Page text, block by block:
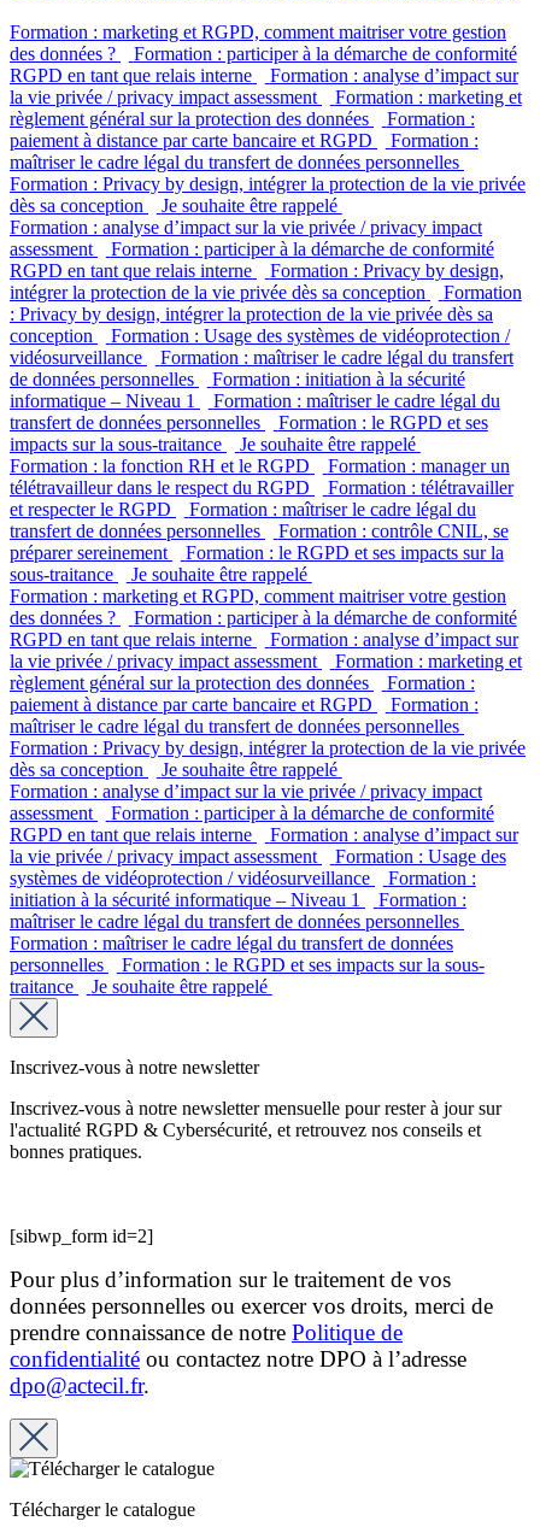
Formation : marketing et RGPD, comment maitriser votre gestion
des données ?
Formation : participer à la démarche de conformité
RGPD en tant que relais interne
Formation : analyse d’impact sur
la vie privée / privacy impact assessment
Formation : marketing et
règlement général sur la protection des données
Formation :
paiement à distance par carte bancaire et RGPD
Formation :
maîtriser le cadre légal du transfert de données personnelles
Formation : Privacy by design, intégrer la protection de la vie privée
dès sa conception
Je souhaite être rappelé
Formation : analyse d’impact sur la vie privée / privacy impact
assessment
Formation : participer à la démarche de conformité
RGPD en tant que relais interne
Formation : Privacy by design,
intégrer la protection de la vie privée dès sa conception
Formation
: Privacy by design, intégrer la protection de la vie privée dès sa
conception
Formation : Usage des systèmes de vidéoprotection /
vidéosurveillance
Formation : maîtriser le cadre légal du transfert
de données personnelles
Formation : initiation à la sécurité
informatique – Niveau 1
Formation : maîtriser le cadre légal du
transfert de données personnelles
Formation : le RGPD et ses
impacts sur la sous-traitance
Je souhaite être rappelé
Formation : la fonction RH et le RGPD
Formation : manager un
télétravailleur dans le respect du RGPD
Formation : télétravailler
et respecter le RGPD
Formation : maîtriser le cadre légal du
transfert de données personnelles
Formation : contrôle CNIL, se
préparer sereinement
Formation : le RGPD et ses impacts sur la
sous-traitance
Je souhaite être rappelé
Formation : marketing et RGPD, comment maitriser votre gestion
des données ?
Formation : participer à la démarche de conformité
RGPD en tant que relais interne
Formation : analyse d’impact sur
la vie privée / privacy impact assessment
Formation : marketing et
règlement général sur la protection des données
Formation :
paiement à distance par carte bancaire et RGPD
Formation :
maîtriser le cadre légal du transfert de données personnelles
Formation : Privacy by design, intégrer la protection de la vie privée
dès sa conception
Je souhaite être rappelé
Formation : analyse d’impact sur la vie privée / privacy impact
assessment
Formation : participer à la démarche de conformité
RGPD en tant que relais interne
Formation : analyse d’impact sur
la vie privée / privacy impact assessment
Formation : Usage des
systèmes de vidéoprotection / vidéosurveillance
Formation :
initiation à la sécurité informatique – Niveau 1
Formation :
maîtriser le cadre légal du transfert de données personnelles
Formation : maîtriser le cadre légal du transfert de données
personnelles
Formation : le RGPD et ses impacts sur la sous-
traitance
Je souhaite être rappelé
Inscrivez-vous à notre newsletter
Inscrivez-vous à notre newsletter mensuelle pour rester à jour sur
l'actualité RGPD & Cybersécurité, et retrouvez nos conseils et
bonnes pratiques.
[sibwp_form id=2]
Pour plus d’information sur le traitement de vos
données personnelles ou exercer vos droits, merci de
prendre connaissance de notre Politique de
confidentialité ou contactez notre DPO à l’adresse
dpo@actecil.fr.
Télécharger le catalogue